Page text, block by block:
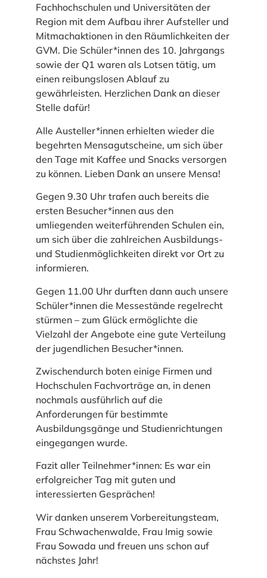
Fachhochschulen und Universitäten der
Region mit dem Aufbau ihrer Aufsteller und
Mitmachaktionen in den Räumlichkeiten der
GVM. Die Schüler*innen des 10. Jahrgangs
sowie der Q1 waren als Lotsen tätig, um
einen reibungslosen Ablauf zu
gewährleisten. Herzlichen Dank an dieser
Stelle dafür!
Alle Austeller*innen erhielten wieder die
begehrten Mensagutscheine, um sich über
den Tage mit Kaffee und Snacks versorgen
zu können. Lieben Dank an unsere Mensa!
Gegen 9.30 Uhr trafen auch bereits die
ersten Besucher*innen aus den
umliegenden weiterführenden Schulen ein,
um sich über die zahlreichen Ausbildungs-
und Studienmöglichkeiten direkt vor Ort zu
informieren.
Gegen 11.00 Uhr durften dann auch unsere
Schüler*innen die Messestände regelrecht
stürmen – zum Glück ermöglichte die
Vielzahl der Angebote eine gute Verteilung
der jugendlichen Besucher*innen.
Zwischendurch boten einige Firmen und
Hochschulen Fachvorträge an, in denen
nochmals ausführlich auf die
Anforderungen für bestimmte
Ausbildungsgänge und Studienrichtungen
eingegangen wurde.
Fazit aller Teilnehmer*innen: Es war ein
erfolgreicher Tag mit guten und
interessierten Gesprächen!
Wir danken unserem Vorbereitungsteam,
Frau Schwachenwalde, Frau Imig sowie
Frau Sowada und freuen uns schon auf
nächstes Jahr!